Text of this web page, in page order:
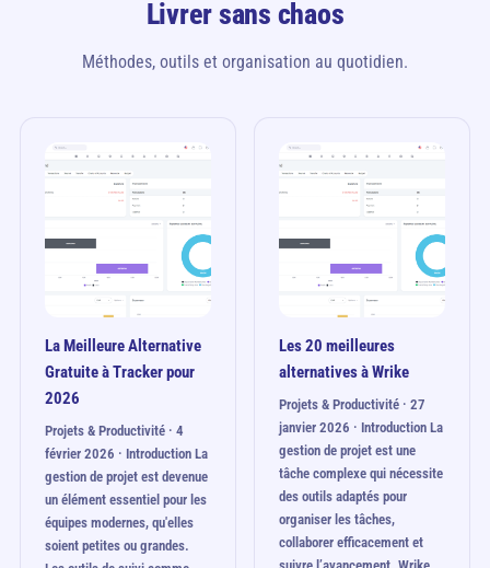
Livrer sans chaos
Méthodes, outils et organisation au quotidien.
La Meilleure Alternative
Gratuite à Tracker pour
2026
Projets & Productivité · 4
février 2026 · Introduction La
gestion de projet est devenue
un élément essentiel pour les
équipes modernes, qu'elles
soient petites ou grandes.
Les 20 meilleures
alternatives à Wrike
Projets & Productivité · 27
janvier 2026 · Introduction La
gestion de projet est une
tâche complexe qui nécessite
des outils adaptés pour
organiser les tâches,
collaborer efficacement et